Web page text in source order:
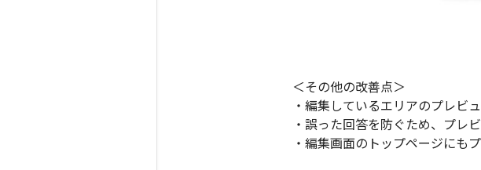
＜その他の改善点＞
・編集しているエリアのプレビ
・誤った回答を防ぐため、プレ
・編集画面のトップページにも